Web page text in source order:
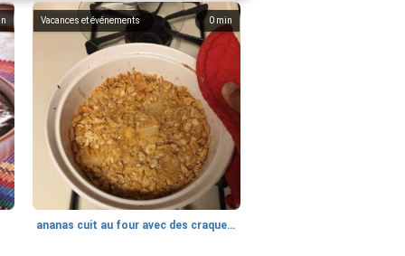
0 min
Vacances et événements
ananas cuit au four avec des craquelins